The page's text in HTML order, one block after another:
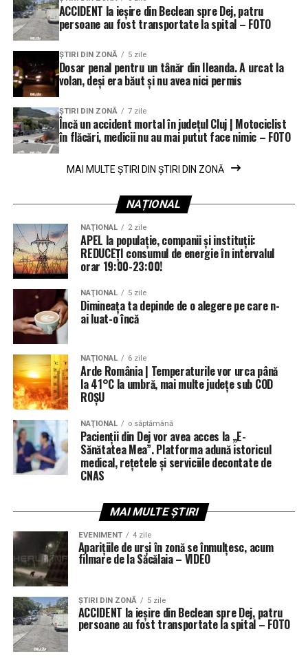
ACCIDENT la ieșire din Beclean spre Dej, patru
persoane au fost transportate la spital – FOTO
ŞTIRI DIN ZONĂ 5 zile
Dosar penal pentru un tânăr din Ileanda. A urcat la
volan, deși era băut și nu avea nici permis
ŞTIRI DIN ZONĂ 7 zile
Încă un accident mortal în județul Cluj | Motociclist
în flăcări, medicii nu au mai putut face nimic – FOTO
MAI MULTE ȘTIRI DIN ȘTIRI DIN ZONĂ
NAȚIONAL
NAŢIONAL 2 zile
APEL la populație, companii și instituții:
REDUCEȚI consumul de energie în intervalul
orar 19:00-23:00!
NAŢIONAL 5 zile
Dimineața ta depinde de o alegere pe care n-
ai luat-o încă
NAŢIONAL 6 zile
Arde România | Temperaturile vor urca până
la 41°C la umbră, mai multe județe sub COD
ROȘU
NAŢIONAL o săptămână
Pacienții din Dej vor avea acces la „E-
Sănătatea Mea”. Platforma adună istoricul
medical, rețetele și serviciile decontate de
CNAS
MAI MULTE ȘTIRI
EVENIMENT 4 zile
Aparițiile de urși în zonă se înmulțesc, acum
filmare de la Săcălaia – VIDEO
ŞTIRI DIN ZONĂ 5 zile
ACCIDENT la ieșire din Beclean spre Dej, patru
persoane au fost transportate la spital – FOTO